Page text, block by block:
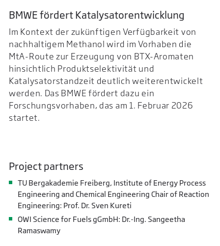
BMWE fördert Katalysatorentwicklung
Im Kontext der zukünftigen Verfügbarkeit von
nachhaltigem Methanol wird im Vorhaben die
MtA-Route zur Erzeugung von BTX-Aromaten
hinsichtlich Produktselektivität und
Katalysatorstandzeit deutlich weiterentwickelt
werden. Das BMWE fördert dazu ein
Forschungsvorhaben, das am 1. Februar 2026
startet.
Project partners
TU Bergakademie Freiberg, Institute of Energy Process
Engineering and Chemical Engineering Chair of Reaction
Engineering: Prof. Dr. Sven Kureti
OWI Science for Fuels gGmbH: Dr.-Ing. Sangeetha
Ramaswamy